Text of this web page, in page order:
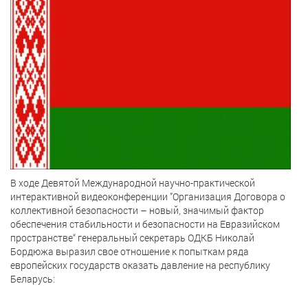
В ходе Девятой Международной научно-практической
интерактивной видеоконференции ”Организация Договора о
коллективной безопасности – новый, значимый фактор
обеспечения стабильности и безопасности на Евразийском
пространстве“ генеральный секретарь ОДКБ Николай
Бордюжа выразил свое отношение к попыткам ряда
европейских государств оказать давление на республику
Беларусь: